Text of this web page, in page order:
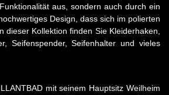
aus, sondern auch durch ein
Design, dass sich im polierten
dieser Kollektion finden Sie Kleiderhaken,
Seifenspender, Seifenhalter und vieles
mit seinem Hauptsitz Weilheim